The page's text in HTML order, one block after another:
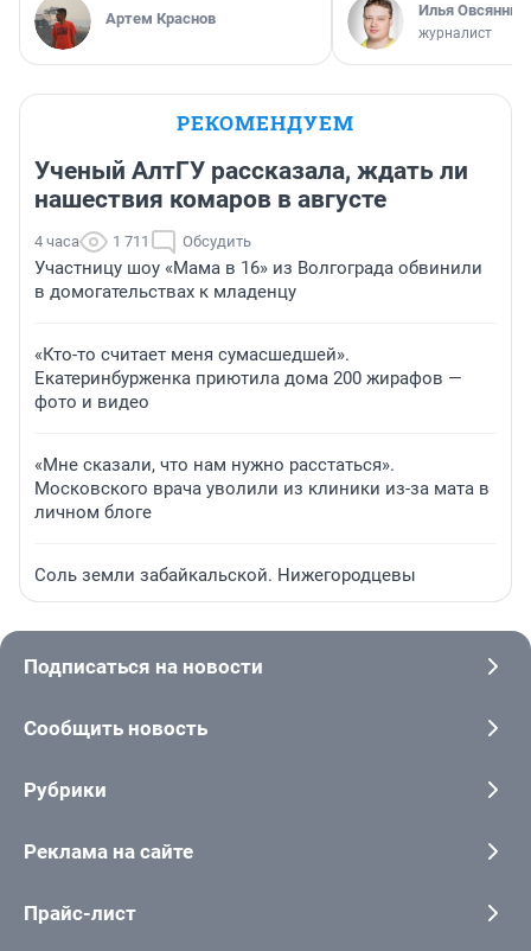
Артем Краснов Илья
журналист
РЕКОМЕНДУЕМ
Ученый АлтГУ рассказала, ждать ли
нашествия комаров в августе
4 часа 1 711 Обсудить
Участницу шоу «Мама в 16» из Волгограда обвинили
в домогательствах к младенцу
«Кто-то считает меня сумасшедшей».
Екатеринбурженка приютила дома 200 жирафов —
фото и видео
«Мне сказали, что нам нужно расстаться».
Московского врача уволили из клиники из-за мата в
личном блоге
Соль земли забайкальской. Нижегородцевы
Подписаться на новости
Сообщить новость
Рубрики
Реклама на сайте
Прайс-лист